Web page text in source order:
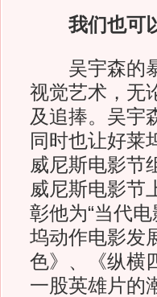
我们也可以
吴宇森的暴
视觉艺术，无
及追捧。吴宇
同时也让好莱
威尼斯电影节
威尼斯电影节
彰他为“当代
坞动作电影发
色》、《纵横
一股英雄片的